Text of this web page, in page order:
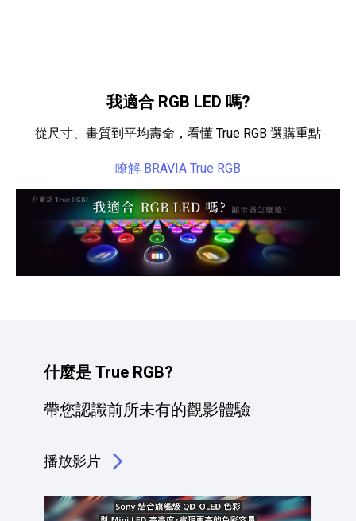
我適合 RGB LED 嗎?
從尺寸、畫質到平均壽命，看懂 True RGB 選購重點
瞭解 BRAVIA True RGB
什麼是 True RGB?
帶您認識前所未有的觀影體驗
播放影片
點擊播放：什麼是 True RGB?